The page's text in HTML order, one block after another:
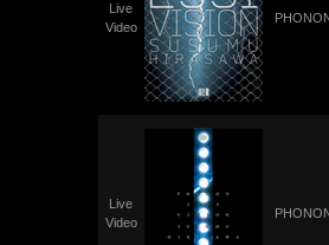
Live
Video
Live
Video